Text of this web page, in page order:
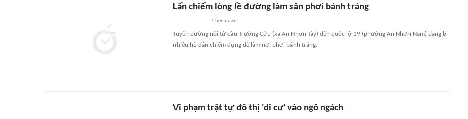
Lấn chiếm lòng lề đường làm sân phơi bánh tráng
1 liên quan
Tuyến đường nối từ cầu Trường Cửu (xã An Nhơn Tây) đến quốc lộ 19 (phường An Nhơn Nam) đang bị
nhiều hộ dân chiếm dụng để làm nơi phơi bánh tráng.
Vi phạm trật tự đô thị 'di cư' vào ngõ ngách